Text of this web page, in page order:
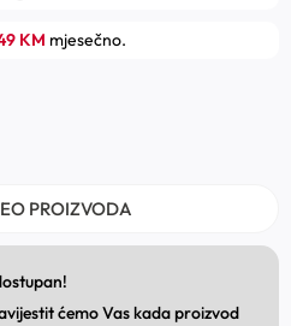
KM mjesečno.
PROIZVODA
ćemo Vas kada proizvod